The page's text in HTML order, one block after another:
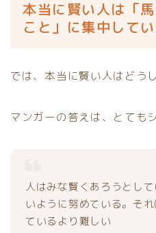
本当に賢い人は「
こと」に集中して
では、本当に賢い人はどう
マンガーの答えは、とても
人はみな賢くあろうとし
いように努めている。そ
ているより難しい